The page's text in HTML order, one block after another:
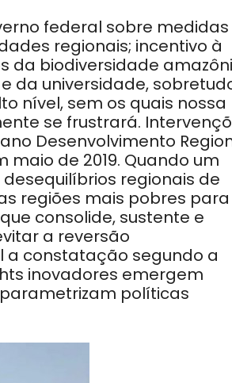
federal sobre
regionais; incentivo à
da biodiversidade
da universidade,
nível, sem os quais nossa
se frustrará.
Desenvolvimento
maio de 2019. Quando um
regionais de
regiões mais pobres
consolide, sustente e
a reversão
a constatação segundo a
inovadores emergem
políticas